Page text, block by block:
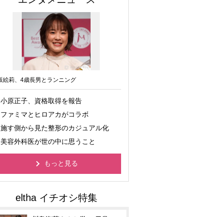
絵莉、4歳長男とランニング
小原正子、資格取得を報告
ファミマとヒロアカがコラボ
施す側から見た整形のカジュアル化
美容外科医が世の中に思うこと
もっと見る